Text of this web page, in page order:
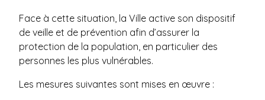
Face à cette situation, la Ville active son dispositif
de veille et de prévention afin d’assurer la
protection de la population, en particulier des
personnes les plus vulnérables.
Les mesures suivantes sont mises en œuvre :